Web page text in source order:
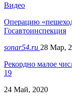
Видео
Операцию
Госавтоинспекция
sonar54.ru 28 Мар,
Рекордно малое
19
24 Май, 2020